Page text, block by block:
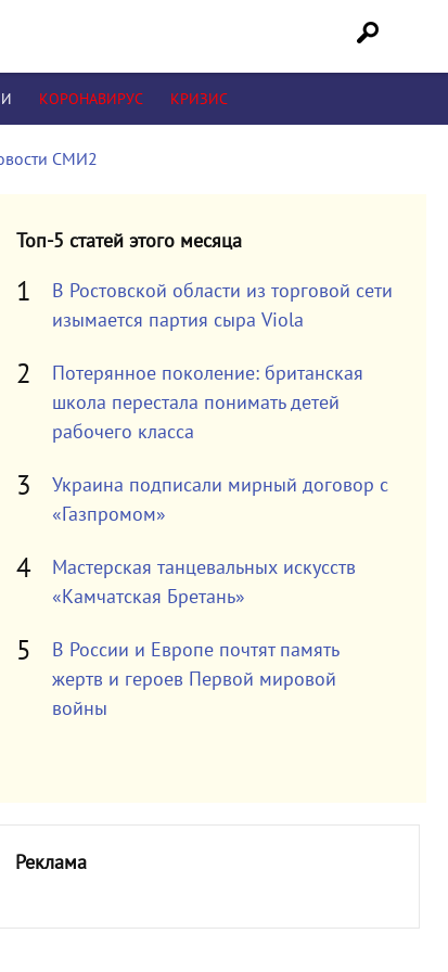
КОРОНАВИРУС КРИЗИС
СМИ2
Топ-5 статей этого месяца
В Ростовской области из торговой сети
изымается партия сыра Viola
Потерянное поколение: британская
школа перестала понимать детей
рабочего класса
Украина подписали мирный договор с
«Газпромом»
Мастерская танцевальных искусств
«Камчатская Бретань»
В России и Европе почтят память
жертв и героев Первой мировой
войны
Реклама